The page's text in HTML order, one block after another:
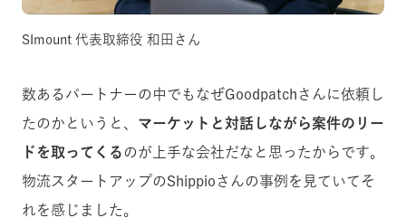
SImount 代表取締役 和田さん
数あるパートナーの中でもなぜGoodpatchさんに依頼し
たのかというと、 マーケットと対話しながら案件のリー
ドを取ってくるのが上手な会社だなと思ったからです。
物流スタートアップのShippioさんの事例を見ていてそ
れを感じました。